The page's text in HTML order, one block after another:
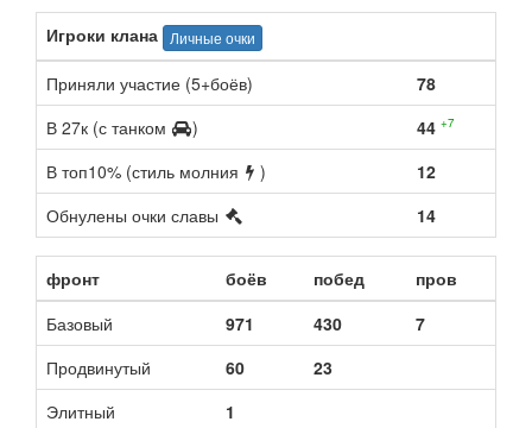
Игроки клана Личные очки
Приняли участие (5+боёв)
78
В 27к (с танком
) 44 +7
В топ10% (стиль молния )
12
Обнулены очки славы
14
фронт боёв побед
пров
Базовый
971 430
7
Продвинутый
60
23
Элитный
1